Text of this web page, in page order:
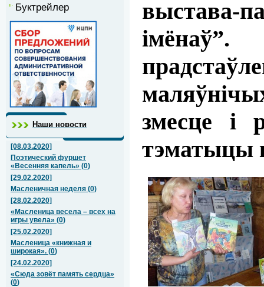
Буктрейлер
Наши новости
[08.03.2020]
Поэтический фуршет
«Весенняя капель» (0)
[29.02.2020]
Масленичная неделя (0)
[28.02.2020]
«Масленица весела – всех на
игры увела» (0)
[25.02.2020]
Масленица «книжная и
широкая». (0)
[24.02.2020]
«Сюда зовёт память сердца»
(0)
выстава-
змесце і
тэматыцы